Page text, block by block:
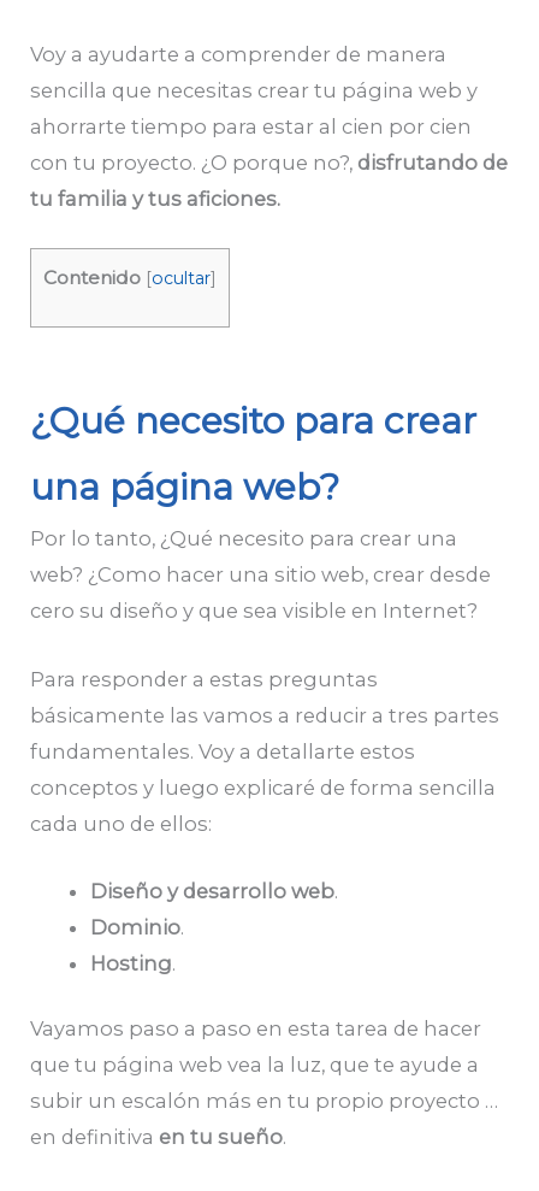
Voy a ayudarte a comprender de manera
sencilla que necesitas crear tu página web y
ahorrarte tiempo para estar al cien por cien
con tu proyecto. ¿O porque no?, disfrutando de
tu familia y tus aficiones.
Contenido [ocultar]
¿Qué necesito para crear
una página web?
Por lo tanto, ¿Qué necesito para crear una
web? ¿Como hacer una sitio web, crear desde
cero su diseño y que sea visible en Internet?
Para responder a estas preguntas
básicamente las vamos a reducir a tres partes
fundamentales. Voy a detallarte estos
conceptos y luego explicaré de forma sencilla
cada uno de ellos:
Diseño y desarrollo web.
Dominio.
Hosting.
Vayamos paso a paso en esta tarea de hacer
que tu página web vea la luz, que te ayude a
subir un escalón más en tu propio proyecto …
en definitiva en tu sueño.